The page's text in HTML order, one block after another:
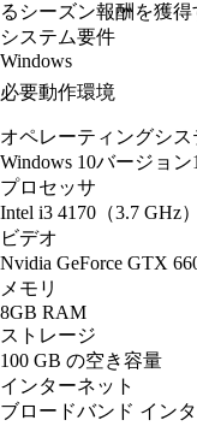
るシーズン報酬を獲
システム要件
Windows
必要動作環境
オペレーティングシス
Windows 10バージョン
プロセッサ
Intel i3 4170（3.7 GHz
ビデオ
Nvidia GeForce GTX
メモリ
8GB RAM
ストレージ
100 GB の空き容量
インターネット
ブロードバンド イン